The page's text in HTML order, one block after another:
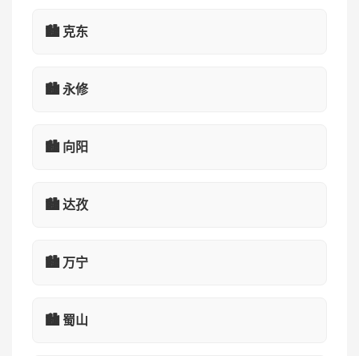
🏙️ 克东
🏙️ 永修
🏙️ 向阳
🏙️ 达孜
🏙️ 万宁
🏙️ 蜀山